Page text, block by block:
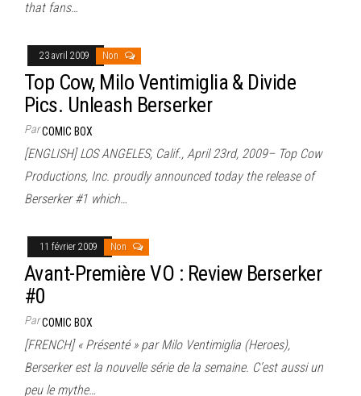
that fans…
23 avril 2009 Non
Top Cow, Milo Ventimiglia & Divide
Pics. Unleash Berserker
ParCOMIC BOX
[ENGLISH] LOS ANGELES, Calif., April 23rd, 2009– Top Cow
Productions, Inc. proudly announced today the release of
Berserker #1 which…
11 février 2009 Non
Avant-Première VO : Review Berserker
#0
ParCOMIC BOX
[FRENCH] « Présenté » par Milo Ventimiglia (Heroes),
Berserker est la nouvelle série de la semaine. C’est aussi un
peu le mythe…